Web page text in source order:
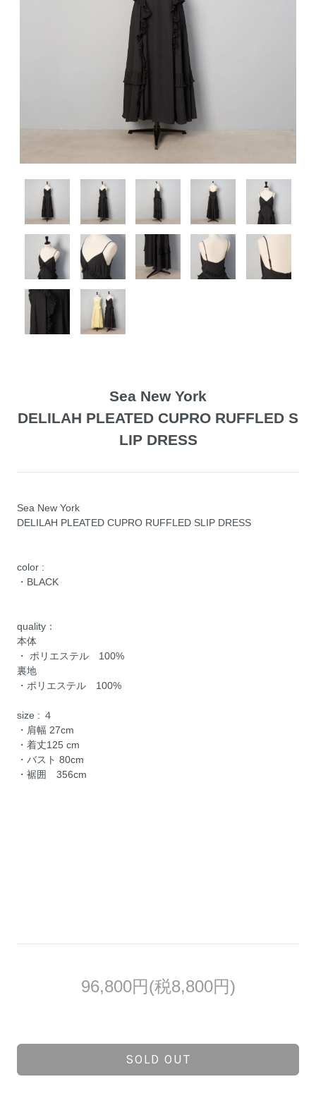
Sea New York
DELILAH PLEATED CUPRO RUFFLED S
LIP DRESS
Sea New York
DELILAH PLEATED CUPRO RUFFLED SLIP DRESS
color :
・BLACK
quality：
本体
・ ポリエステル 100%
裏地
・ポリエステル 100%
size : ４
・肩幅 27cm
・着丈125 cm
・バスト 80cm
・裾囲 356cm
96,800円(税8,800円)
SOLD OUT